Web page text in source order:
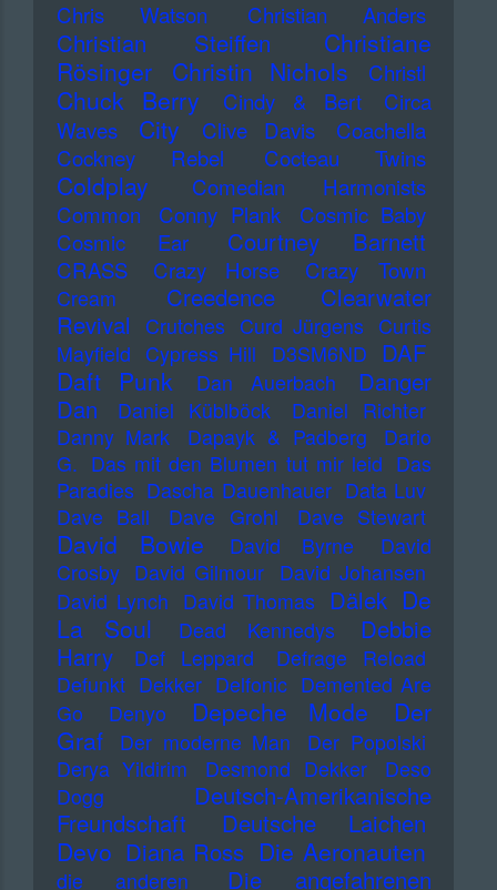
Chris Watson
Christian Anders
Christian Steiffen
Christiane
Rösinger
Christin Nichols Christl
Chuck Berry Cindy & Bert
Circa
Waves
City Clive Davis
Coachella
Cockney Rebel
Cocteau Twins
Coldplay
Comedian Harmonists
Common
Conny Plank
Cosmic Baby
Cosmic Ear
Courtney Barnett
CRASS Crazy Horse Crazy Town
Cream
Creedence Clearwater
Revival
Crutches Curd Jürgens Curtis
Mayfield Cypress Hill D3SM6ND DAF
Daft Punk Dan Auerbach
Danger
Dan
Daniel Küblböck
Daniel Richter
Danny Mark
Dapayk & Padberg
Dario
G. Das mit den Blumen tut mir leid Das
Paradies Dascha Dauenhauer Data Luv
Dave Ball
Dave Grohl Dave Stewart
David Bowie David Byrne
David
Crosby David Gilmour David Johansen
David Lynch David Thomas Dälek De
La Soul
Dead Kennedys
Debbie
Harry
Def Leppard
Defrage Reload
Defunkt Dekker Delfonic Demented Are
Go
Denyo Depeche Mode
Der
Graf
Der moderne Man
Der Popolski
Derya Yildirim
Desmond Dekker
Deso
Dogg
Deutsch-Amerikanische
Freundschaft
Deutsche Laichen
Devo Diana Ross Die Aeronauten
die anderen
Die angefahrenen